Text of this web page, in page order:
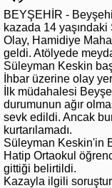
BEYŞEHİR -
kazada 14
Olay, Hamidiye
geldi. Atölyede
Süleyman Keskin
İhbar üzerine olay
İlk müdahalesi
durumunun ağır
sevk edildi. Ancak
kurtarılamadı.
Süleyman Keskin'in
Hatip Ortaokul
gittiği belirtildi.
Kazayla ilgili